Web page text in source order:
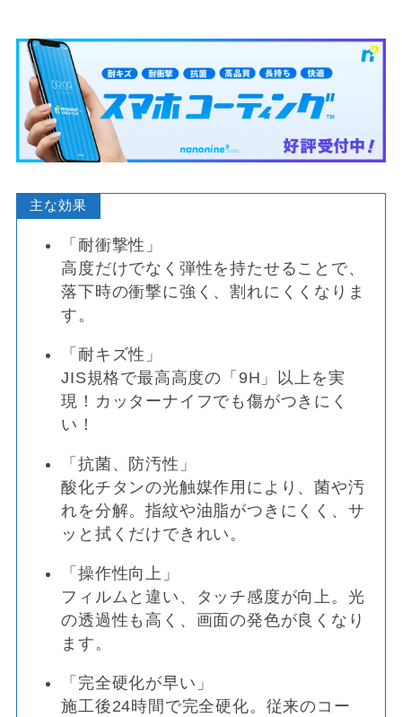
主な効果
「耐衝撃性」
高度だけでなく弾性を持たせることで、
落下時の衝撃に強く、割れにくくなりま
す。
「耐キズ性」
JIS規格で最高高度の「9H」以上を実
現！カッターナイフでも傷がつきにく
い！
「抗菌、防汚性」
酸化チタンの光触媒作用により、菌や汚
れを分解。指紋や油脂がつきにくく、サ
ッと拭くだけできれい。
「操作性向上」
フィルムと違い、タッチ感度が向上。光
の透過性も高く、画面の発色が良くなり
ます。
「完全硬化が早い」
施工後24時間で完全硬化。従来のコー